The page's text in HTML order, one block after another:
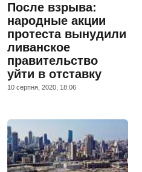
После взрыва:
народные акции
протеста вынудили
ливанское
правительство
уйти в отставку
10 серпня, 2020, 18:06